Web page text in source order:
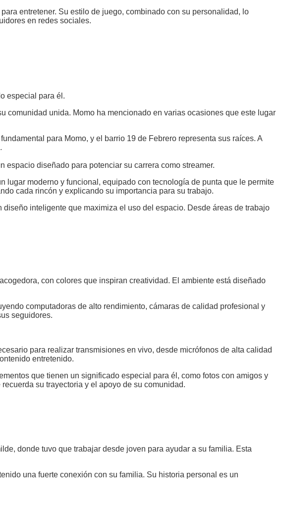
entretener. Su estilo de juego, combinado con su personalidad, lo
en redes sociales.
especial para él.
comunidad unida. Momo ha mencionado en varias ocasiones que este lugar
para Momo, y el barrio 19 de Febrero representa sus raíces. A
espacio diseñado para potenciar su carrera como streamer.
lugar moderno y funcional, equipado con tecnología de punta que le permite
cada rincón y explicando su importancia para su trabajo.
diseño inteligente que maximiza el uso del espacio. Desde áreas de trabajo
con colores que inspiran creatividad. El ambiente está diseñado
computadoras de alto rendimiento, cámaras de calidad profesional y
seguidores.
para realizar transmisiones en vivo, desde micrófonos de alta calidad
entretenido.
que tienen un significado especial para él, como fotos con amigos y
su trayectoria y el apoyo de su comunidad.
donde tuvo que trabajar desde joven para ayudar a su familia. Esta
una fuerte conexión con su familia. Su historia personal es un